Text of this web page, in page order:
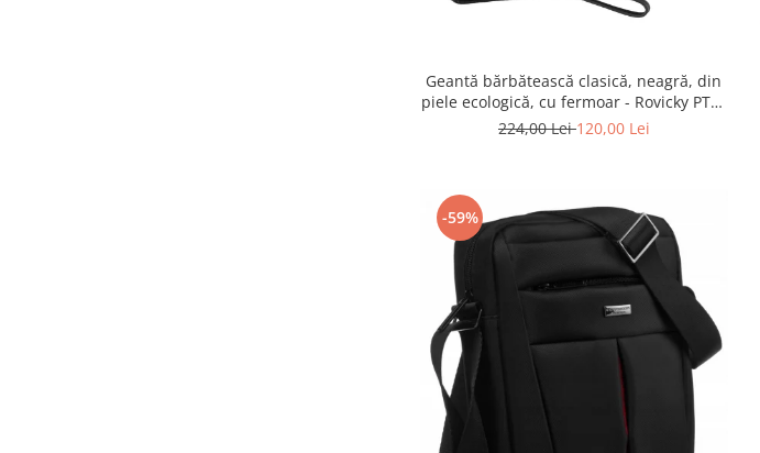
Geantă bărbătească clasică, neagră, din
piele ecologică, cu fermoar - Rovicky PTR-
R-SDR-01-1631 BLACK
224,00 Lei120,00 Lei
-59%